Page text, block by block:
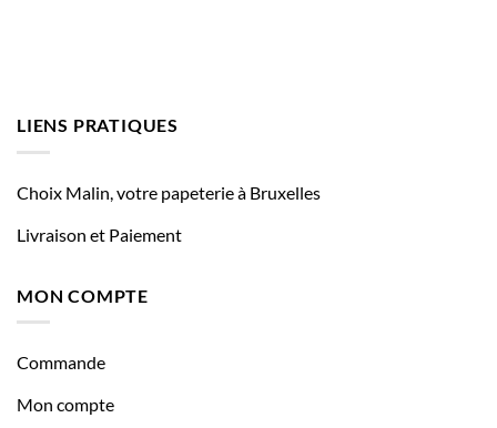
LIENS PRATIQUES
Choix Malin, votre papeterie à Bruxelles
Livraison et Paiement
MON COMPTE
Commande
Mon compte